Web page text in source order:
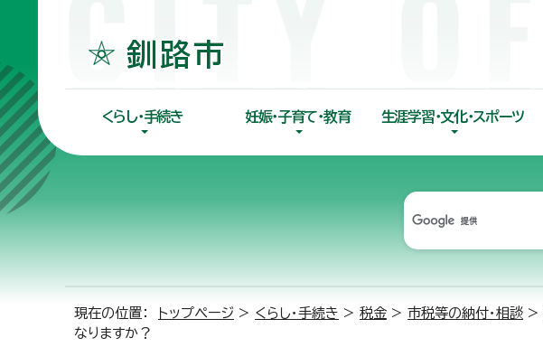
くらし・手続き 妊娠・子育て・教育 生涯学習・文化・スポーツ
現在の位置： トップページ > くらし・手続き > 税金 > 市税等の納付・相談 >
なりますか？